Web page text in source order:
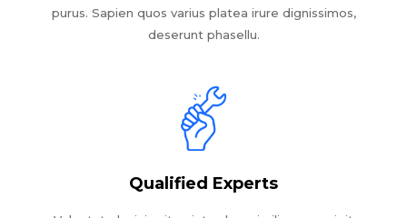
purus. Sapien quos varius platea irure dignissimos,
deserunt phasellu.
Qualified Experts